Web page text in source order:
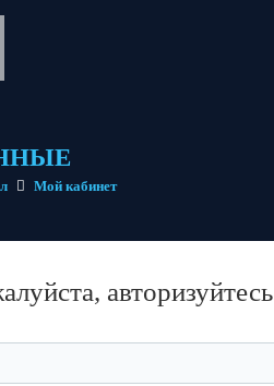
Мой кабинет
авторизуйтесь